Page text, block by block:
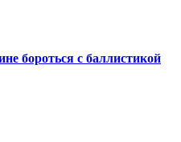
бороться с баллистикой